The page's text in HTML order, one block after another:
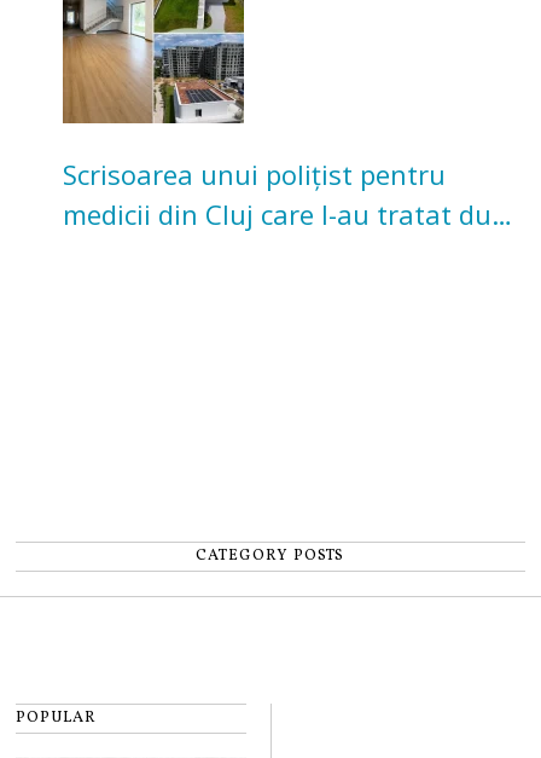
Scrisoarea unui polițist pentru
medicii din Cluj care l-au tratat după
CATEGORY POSTS
POPULAR